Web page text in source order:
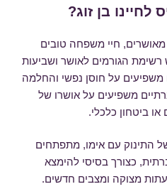
בן זוג?
חיי משפחה טובים
הגורמים לאושר ושביעות
משפיעים על חוסן נפשי והחלמה
משפיעים על אושרו של
או ביטחון כלכלי.
התינוק עם אימו, מתפתחים
כצורך בסיסי להימצא
מצוקה ומצבים חדשים.